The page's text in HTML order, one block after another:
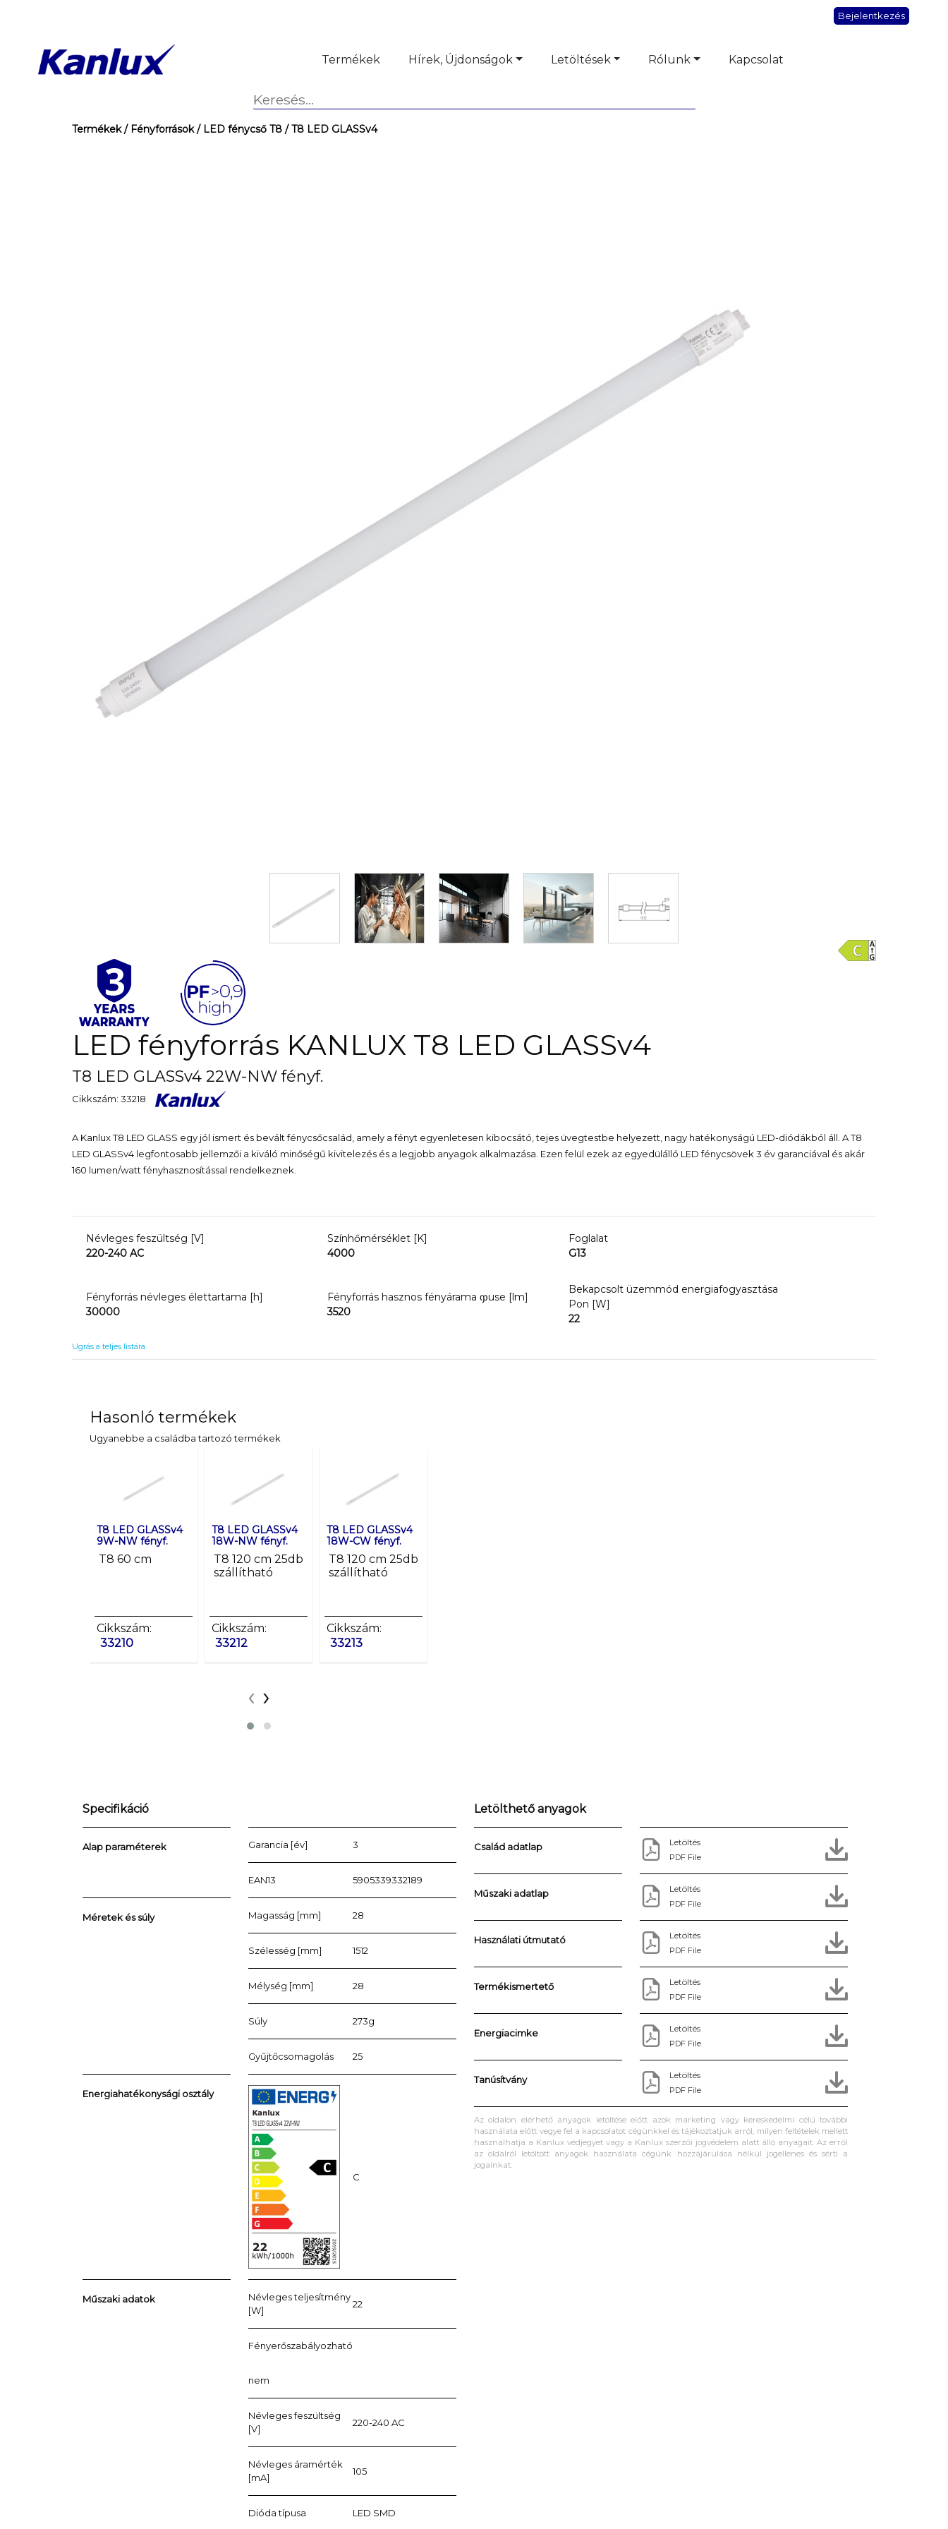
Bejelentkezés
Termékek Hírek, Újdonságok Letöltések Rólunk Kapcsolat
Termékek/ Fényforrások/ LED fénycső T8 / T8 LED GLASSv4
LED fényforrás KANLUX T8 LED GLASSv4
T8 LED GLASSv4 22W-NW fényf.
Cikkszám: 33218
A Kanlux T8 LED GLASS egy jól ismert és bevált fénycsőcsalád, amely a fényt egyenletesen kibocsátó, tejes üvegtestbe helyezett, nagy hatékonyságú LED-diódákból áll. A T8
LED GLASSv4 legfontosabb jellemzői a kiváló minőségű kivitelezés és a legjobb anyagok alkalmazása. Ezen felül ezek az egyedülálló LED fénycsövek 3 év garanciával és akár
160 lumen/watt fényhasznosítással rendelkeznek.
Névleges feszültség [V]
220-240 AC
Színhőmérséklet [K]
4000
Foglalat
G13
Fényforrás névleges élettartama [h]
30000
Fényforrás hasznos fényárama ჶuse [lm]
3520
Bekapcsolt üzemmód energiafogyasztása
Pon [W]
22
Ugrás a teljes listára
Hasonló termékek
Ugyanebbe a családba tartozó termékek
T8 LED GLASSv4
9W-NW fényf.
T8 60 cm
Cikkszám:
33210
T8 LED GLASSv4
18W-NW fényf.
T8 120 cm 25db
szállítható
Cikkszám:
33212
T8 LED GLASSv4
18W-CW fényf.
T8 120 cm 25db
szállítható
Cikkszám:
33213
‹ ›
Specifikáció
Alap paraméterek Garancia [év] 3
EAN13 5905339332189
Méretek és súly Magasság [mm] 28
Szélesség [mm] 1512
Mélység [mm] 28
Súly 273g
Gyűjtőcsomagolás 25
Energiahatékonysági osztály
C
Műszaki adatok
Névleges teljesítmény
[W]
22
Fényerőszabályozható
nem
Névleges feszültség
[V]
220-240 AC
Névleges áramérték
[mA]
105
Dióda típusa LED SMD
Letölthető anyagok
Család adatlap Letöltés
PDF File
Műszaki adatlap Letöltés
PDF File
Használati útmutató Letöltés
PDF File
Termékismertető Letöltés
PDF File
Energiacimke Letöltés
PDF File
Tanúsítvány Letöltés
PDF File
Az oldalon elérhető anyagok letöltése előtt azok marketing vagy kereskedelmi célú további
használata előtt vegye fel a kapcsolatot cégünkkel és tájékoztatjuk arról, milyen feltételek mellett
használhatja a Kanlux védjegyet vagy a Kanlux szerzői jogvédelem alatt álló anyagait. Az erről
az oldalról letöltött anyagok használata cégünk hozzájárulása nélkül jogellenes és sérti a
jogainkat.